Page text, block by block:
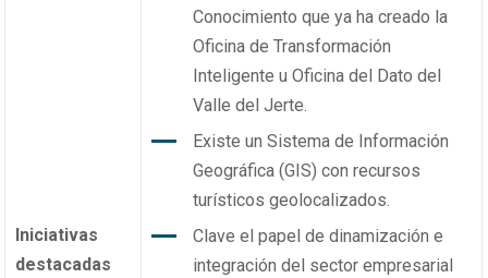
Iniciativas
destacadas
Conocimiento que ya ha creado la
Oficina de Transformación
Inteligente u Oficina del Dato del
Valle del Jerte.
Existe un Sistema de Información
Geográfica (GIS) con recursos
turísticos geolocalizados.
Clave el papel de dinamización e
integración del sector empresarial